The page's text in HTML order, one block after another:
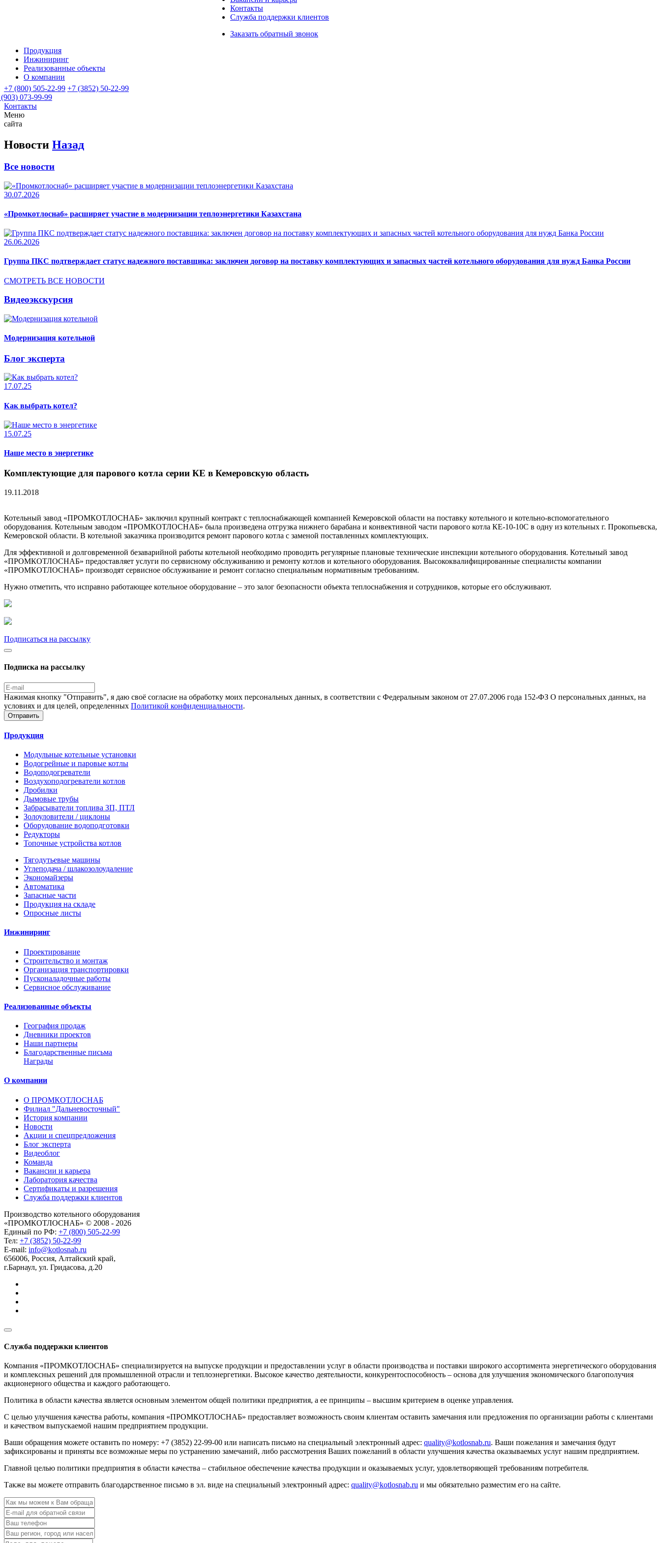
Контакты
Служба поддержки клиентов
Заказать обратный звонок
Продукция
Инжиниринг
Реализованные объекты
О компании
+7 (800) 505-22-99 +7 (3852) 50-22-99
073-99-99
Контакты
Меню
сайта
Новости Назад
Все новости
30.07.2026
«Промкотлоснаб» расширяет участие в модернизации теплоэнергетики Казахстана
26.06.2026
Группа ПКС подтверждает статус надежного поставщика: заключен договор на поставку комплектующих и запасных частей котельного оборудования для нужд Банка России
СМОТРЕТЬ ВСЕ НОВОСТИ
Видеоэкскурсия
Модернизация котельной
Блог эксперта
17.07.25
Как выбрать котел?
15.07.25
Наше место в энергетике
Комплектующие для парового котла серии КЕ в Кемеровскую область
19.11.2018
Котельный завод «ПРОМКОТЛОСНАБ» заключил крупный контракт с теплоснабжающей компанией Кемеровской области на поставку котельного и котельно-вспомогательного
оборудования. Котельным заводом «ПРОМКОТЛОСНАБ» была произведена отгрузка нижнего барабана и конвективной части парового котла КЕ-10-10С в одну из котельных г. Прокопьевска,
Кемеровской области. В котельной заказчика производится ремонт парового котла с заменой поставленных комплектующих.
Для эффективной и долговременной безаварийной работы котельной необходимо проводить регулярные плановые технические инспекции котельного оборудования. Котельный завод
«ПРОМКОТЛОСНАБ» предоставляет услуги по сервисному обслуживанию и ремонту котлов и котельного оборудования. Высококвалифицированные специалисты компании
«ПРОМКОТЛОСНАБ» производят сервисное обслуживание и ремонт согласно специальным нормативным требованиям.
Нужно отметить, что исправно работающее котельное оборудование – это залог безопасности объекта теплоснабжения и сотрудников, которые его обслуживают.
Подписаться на рассылку
Подписка на рассылку
Нажимая кнопку "Отправить", я даю своё согласие на обработку моих персональных данных, в соответствии с Федеральным законом от 27.07.2006 года 152-ФЗ О персональных данных, на
условиях и для целей, определенных Политикой конфиденциальности.
Отправить
Продукция
Модульные котельные установки
Водогрейные и паровые котлы
Водоподогреватели
Воздухоподогреватели котлов
Дробилки
Дымовые трубы
Забрасыватели топлива ЗП, ПТЛ
Золоуловители / циклоны
Оборудование водоподготовки
Редукторы
Топочные устройства котлов
Тягодутьевые машины
Углеподача / шлакозолоудаление
Экономайзеры
Автоматика
Запасные части
Продукция на складе
Опросные листы
Инжиниринг
Проектирование
Строительство и монтаж
Организация транспортировки
Пусконаладочные работы
Сервисное обслуживание
Реализованные объекты
География продаж
Дневники проектов
Наши партнеры
Благодарственные письма
Награды
О компании
О ПРОМКОТЛОСНАБ
Филиал "Дальневосточный"
История компании
Новости
Акции и спецпредложения
Блог эксперта
Видеоблог
Команда
Вакансии и карьера
Лаборатория качества
Сертификаты и разрешения
Служба поддержки клиентов
Производство котельного оборудования
«ПРОМКОТЛОСНАБ» © 2008 - 2026
Единый по РФ: +7 (800) 505-22-99
Тел: +7 (3852) 50-22-99
E-mail: info@kotlosnab.ru
656006, Россия, Алтайский край,
г.Барнаул, ул. Гридасова, д.20
Служба поддержки клиентов
Компания «ПРОМКОТЛОСНАБ» специализируется на выпуске продукции и предоставлении услуг в области производства и поставки широкого ассортимента энергетического оборудования
и комплексных решений для промышленной отрасли и теплоэнергетики. Высокое качество деятельности, конкурентоспособность – основа для улучшения экономического благополучия
акционерного общества и каждого работающего.
Политика в области качества является основным элементом общей политики предприятия, а ее принципы – высшим критерием в оценке управления.
С целью улучшения качества работы, компания «ПРОМКОТЛОСНАБ» предоставляет возможность своим клиентам оставить замечания или предложения по организации работы с клиентами
и качеством выпускаемой нашим предприятием продукции.
Ваши обращения можете оставить по номеру: +7 (3852) 22-99-00 или написать письмо на специальный электронный адрес: quality@kotlosnab.ru. Ваши пожелания и замечания будут
зафиксированы и приняты все возможные меры по устранению замечаний, либо рассмотрения Ваших пожеланий в области улучшения качества оказываемых услуг нашим предприятием.
Главной целью политики предприятия в области качества – стабильное обеспечение качества продукции и оказываемых услуг, удовлетворяющей требованиям потребителя.
Также вы можете отправить благодарственное письмо в эл. виде на специальный электронный адрес: quality@kotlosnab.ru и мы обязательно разместим его на сайте.